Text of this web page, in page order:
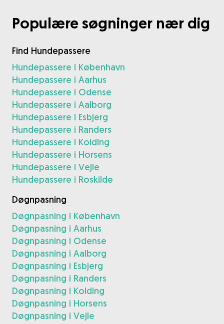
Populære søgninger nær dig
Find Hundepassere
Hundepassere i København
Hundepassere i Aarhus
Hundepassere i Odense
Hundepassere i Aalborg
Hundepassere i Esbjerg
Hundepassere i Randers
Hundepassere i Kolding
Hundepassere i Horsens
Hundepassere i Vejle
Hundepassere i Roskilde
Døgnpasning
Døgnpasning i København
Døgnpasning i Aarhus
Døgnpasning i Odense
Døgnpasning i Aalborg
Døgnpasning i Esbjerg
Døgnpasning i Randers
Døgnpasning i Kolding
Døgnpasning i Horsens
Døgnpasning i Vejle